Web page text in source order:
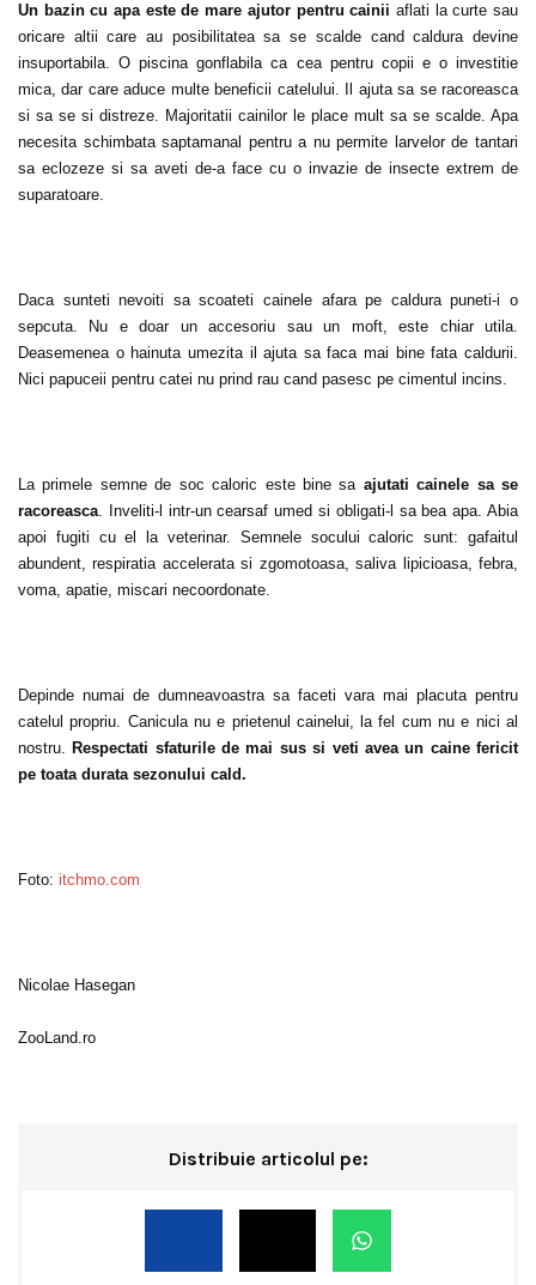
Un bazin cu apa este de mare ajutor pentru cainii aflati la curte sau
oricare altii care au posibilitatea sa se scalde cand caldura devine
insuportabila. O piscina gonflabila ca cea pentru copii e o investitie
mica, dar care aduce multe beneficii catelului. Il ajuta sa se racoreasca
si sa se si distreze. Majoritatii cainilor le place mult sa se scalde. Apa
necesita schimbata saptamanal pentru a nu permite larvelor de tantari
sa eclozeze si sa aveti de-a face cu o invazie de insecte extrem de
suparatoare.
Daca sunteti nevoiti sa scoateti cainele afara pe caldura puneti-i o
sepcuta. Nu e doar un accesoriu sau un moft, este chiar utila.
Deasemenea o hainuta umezita il ajuta sa faca mai bine fata caldurii.
Nici papuceii pentru catei nu prind rau cand pasesc pe cimentul incins.
La primele semne de soc caloric este bine sa ajutati cainele sa se
racoreasca. Inveliti-l intr-un cearsaf umed si obligati-l sa bea apa. Abia
apoi fugiti cu el la veterinar. Semnele socului caloric sunt: gafaitul
abundent, respiratia accelerata si zgomotoasa, saliva lipicioasa, febra,
voma, apatie, miscari necoordonate.
Depinde numai de dumneavoastra sa faceti vara mai placuta pentru
catelul propriu. Canicula nu e prietenul cainelui, la fel cum nu e nici al
nostru. Respectati sfaturile de mai sus si veti avea un caine fericit
pe toata durata sezonului cald.
Foto: itchmo.com
Nicolae Hasegan
ZooLand.ro
Distribuie articolul pe: